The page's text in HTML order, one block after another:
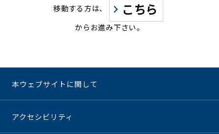
移動する方は、 こちら
からお進み下さい。
本ウェブサイトに関して
アクセシビリティ